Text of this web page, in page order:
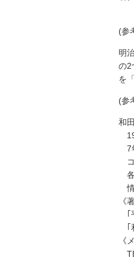
(参
明
の2
を
(参
和
7
コ
各
情
《
｢
｢
《